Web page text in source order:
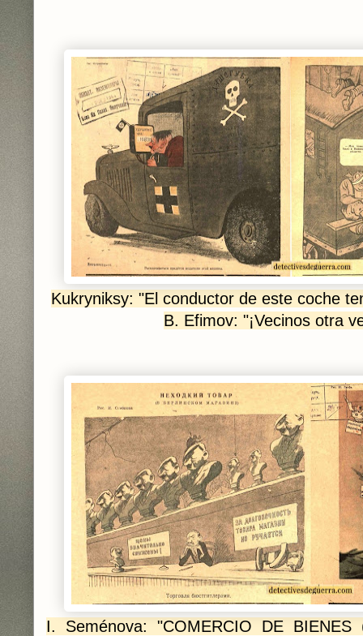
Kukryniksy: "El conductor de este coche
B. Efimov: "¡Vecinos otra
I. Seménova: "COMERCIO DE